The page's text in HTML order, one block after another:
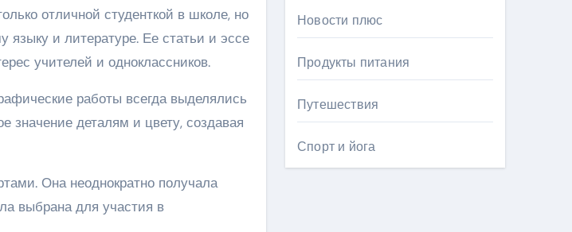
отличной студенткой в школе, но
языку и литературе. Ее статьи и эссе
учителей и одноклассников.
работы всегда выделялись
значение деталям и цвету, создавая
Она неоднократно получала
выбрана для участия в
Новости плюс
Продукты питания
Путешествия
Спорт и йога